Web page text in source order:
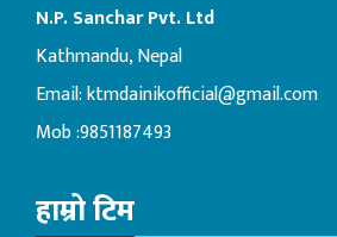
N.P. Sanchar Pvt. Ltd
Kathmandu, Nepal
Email:ktmdainikofficial@gmail.com
Mob :9851187493
हाम्रो टिम